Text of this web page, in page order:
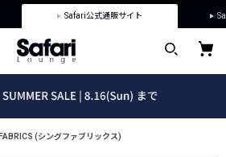
Safari公式通販サイト
(シングファブリックス)